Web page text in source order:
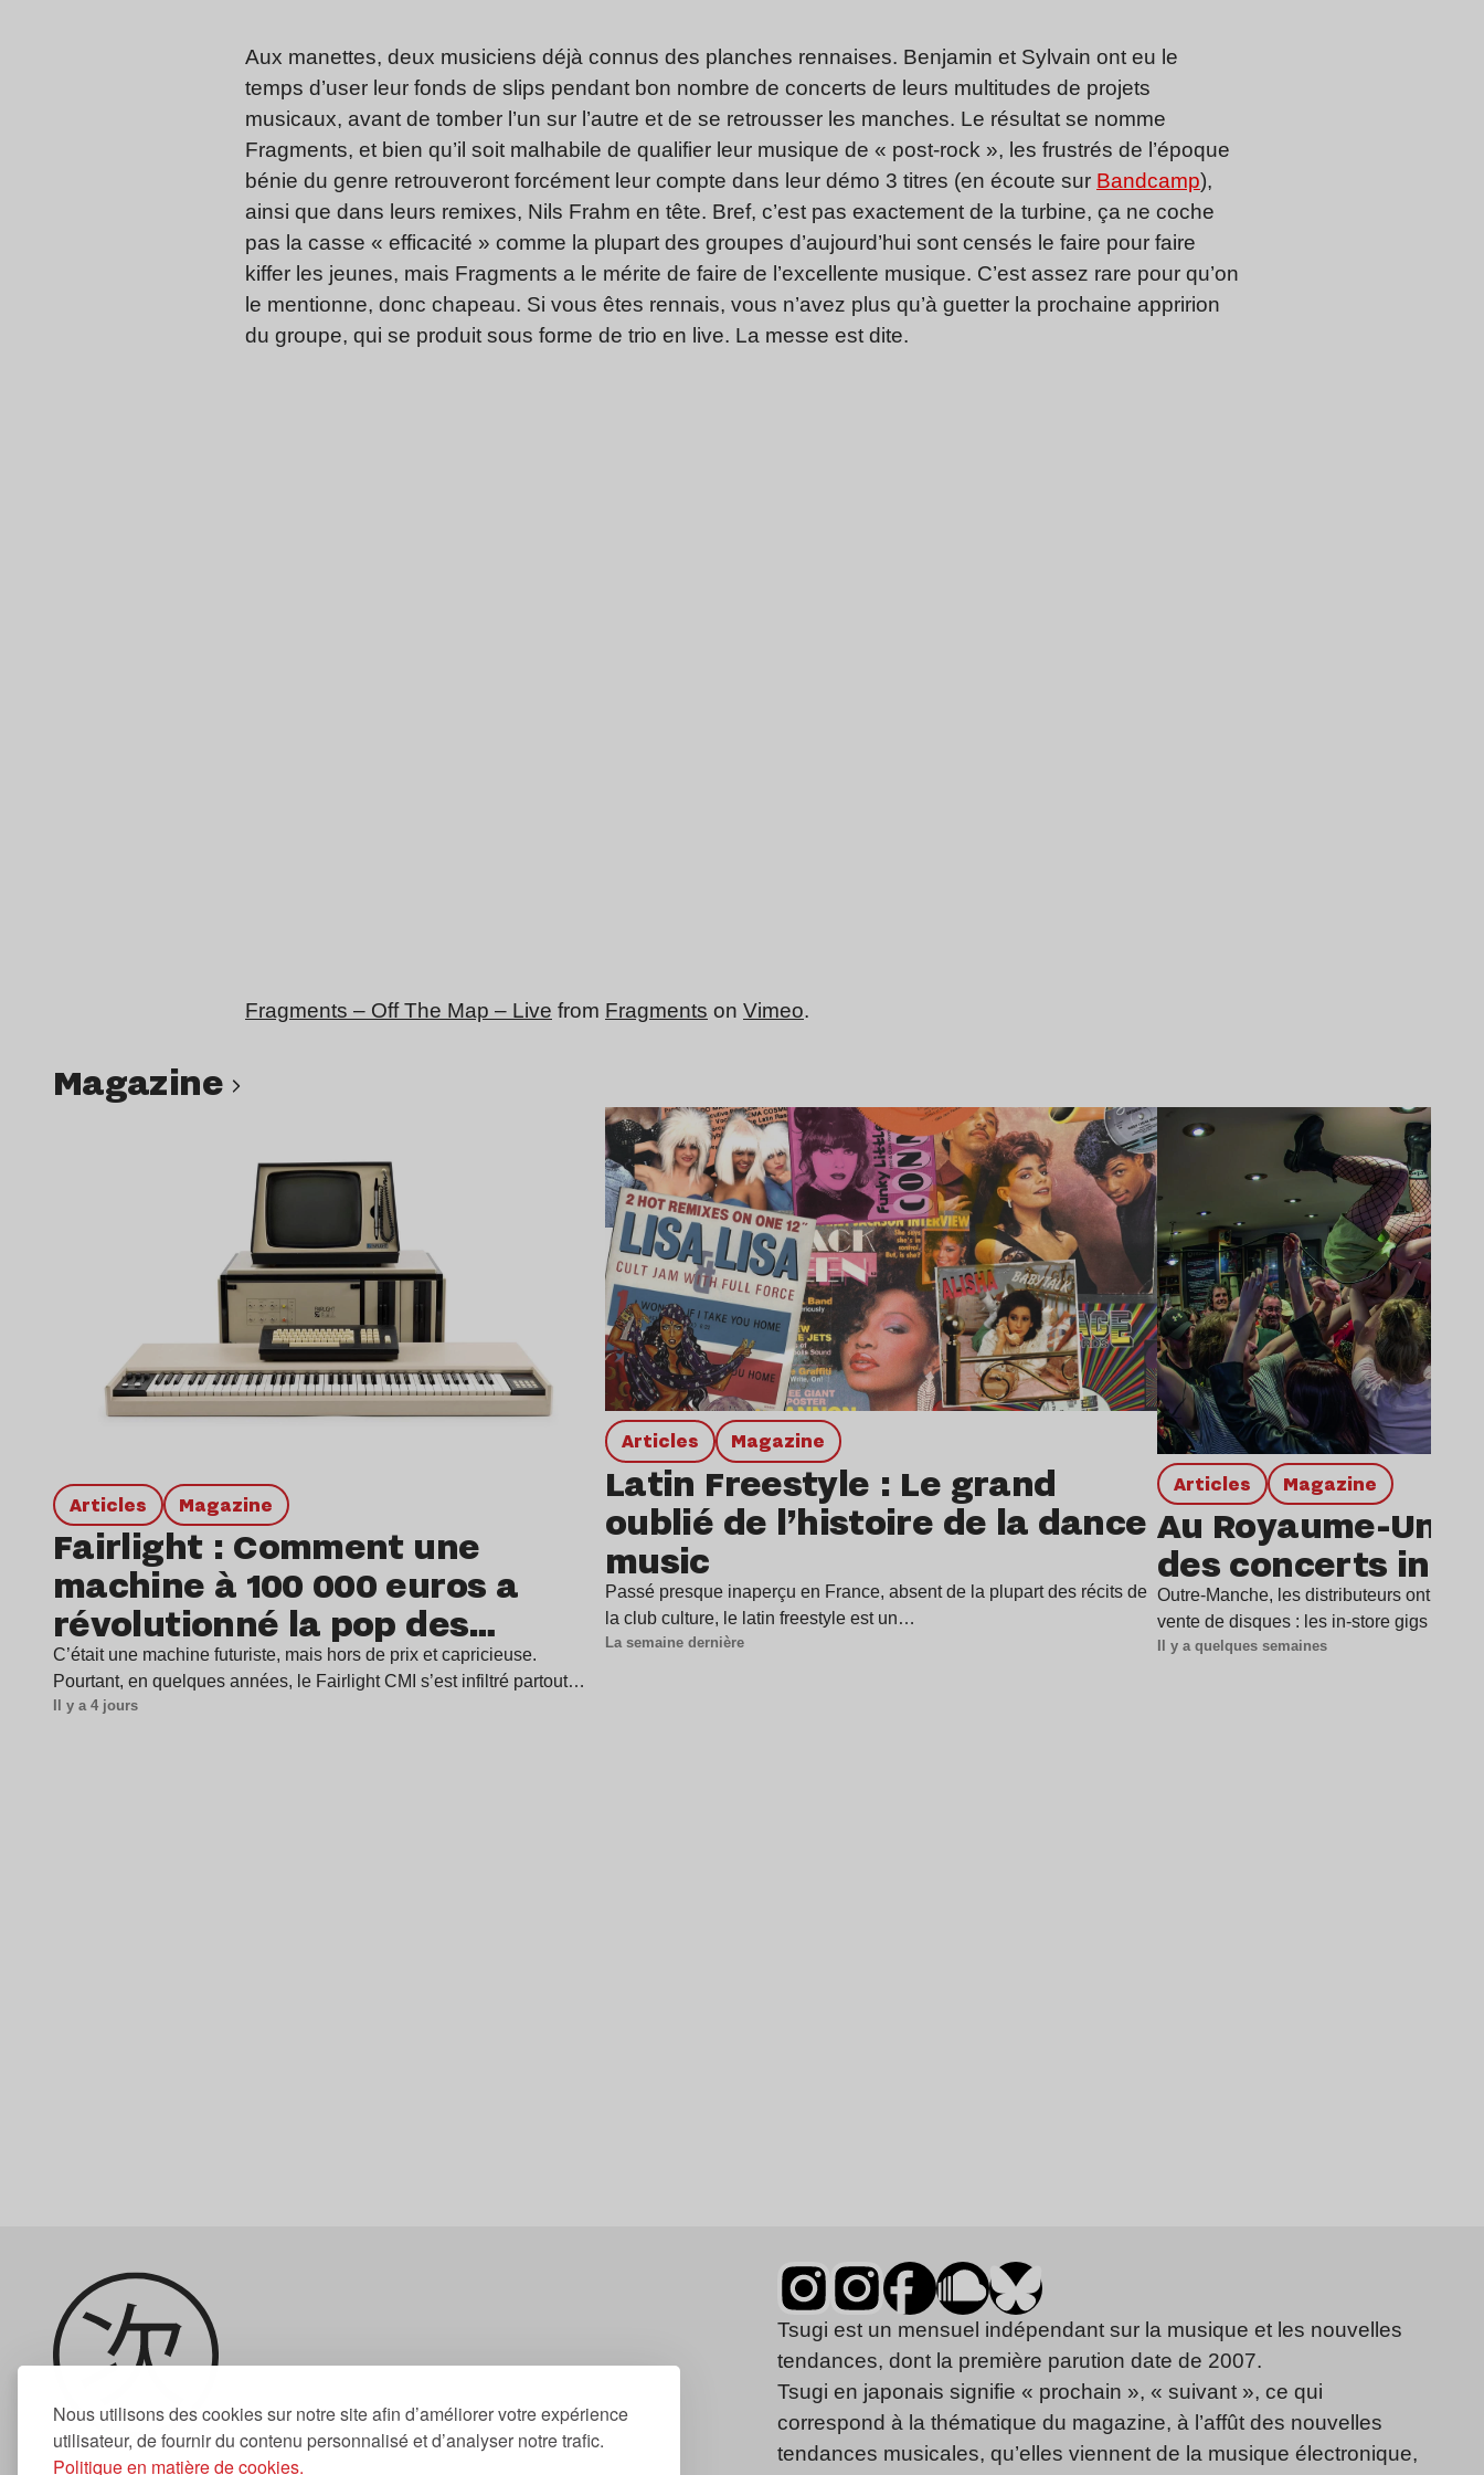
Nous utilisons des cookies sur notre site afin d’améliorer votre expérience
utilisateur, de fournir du contenu personnalisé et d’analyser notre trafic.
Politique en matière de cookies.
Aux manettes, deux musiciens déjà connus des planches rennaises. Benjamin et Sylvain ont eu le
temps d’user leur fonds de slips pendant bon nombre de concerts de leurs multitudes de projets
musicaux, avant de tomber l’un sur l’autre et de se retrousser les manches. Le résultat se nomme
Fragments, et bien qu’il soit malhabile de qualifier leur musique de « post-rock », les frustrés de l’époque
bénie du genre retrouveront forcément leur compte dans leur démo 3 titres (en écoute sur Bandcamp),
ainsi que dans leurs remixes, Nils Frahm en tête. Bref, c’est pas exactement de la turbine, ça ne coche
pas la casse « efficacité » comme la plupart des groupes d’aujourd’hui sont censés le faire pour faire
kiffer les jeunes, mais Fragments a le mérite de faire de l’excellente musique. C’est assez rare pour qu’on
le mentionne, donc chapeau. Si vous êtes rennais, vous n’avez plus qu’à guetter la prochaine appririon
du groupe, qui se produit sous forme de trio en live. La messe est dite.
Fragments – Off The Map – Live from Fragments on Vimeo.
magazine
Articles magazine
Fairlight : Comment une
machine à 100 000 euros a
révolutionné la pop des
années 1980 ?
C’était une machine futuriste, mais hors de prix et capricieuse.
Pourtant, en quelques années, le Fairlight CMI s’est infiltré partout…
Il y a 4 jours
Articles magazine
Latin Freestyle : Le grand
oublié de l’histoire de la dance
music
Passé presque inaperçu en France, absent de la plupart des récits de
la club culture, le latin freestyle est un…
La semaine dernière
Articles magazine
Au Royaume-Uni,
des concerts in-
Outre-Manche, les distributeurs ont
vente de disques : les in-store gigs (ou «
Il y a quelques semaines
Lire l’article Lire l’article
Tsugi est un mensuel indépendant sur la musique et les nouvelles
tendances, dont la première parution date de 2007.
Tsugi en japonais signifie « prochain », « suivant », ce qui
correspond à la thématique du magazine, à l’affût des nouvelles
tendances musicales, qu’elles viennent de la musique électronique,